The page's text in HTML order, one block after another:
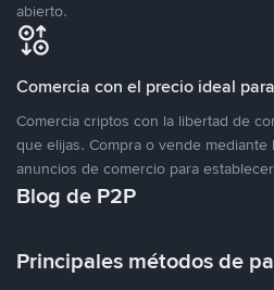
abierto.
Comercia con el precio ideal
Comercia criptos con la libertad de
que elijas. Compra o vende
anuncios de comercio para
Blog de P2P
Principales métodos de